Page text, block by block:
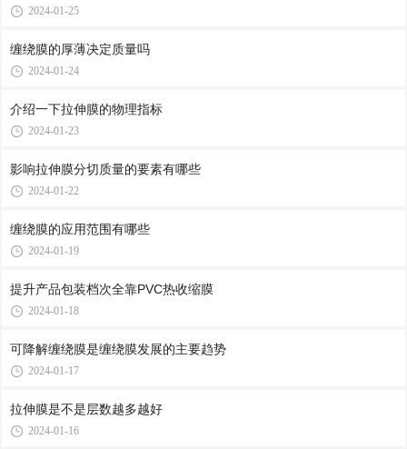
2024-01-25
缠绕膜的厚薄决定质量吗
2024-01-24
介绍一下拉伸膜的物理指标
2024-01-23
影响拉伸膜分切质量的要素有哪些
2024-01-22
缠绕膜的应用范围有哪些
2024-01-19
提升产品包装档次全靠PVC热收缩膜
2024-01-18
可降解缠绕膜是缠绕膜发展的主要趋势
2024-01-17
拉伸膜是不是层数越多越好
2024-01-16